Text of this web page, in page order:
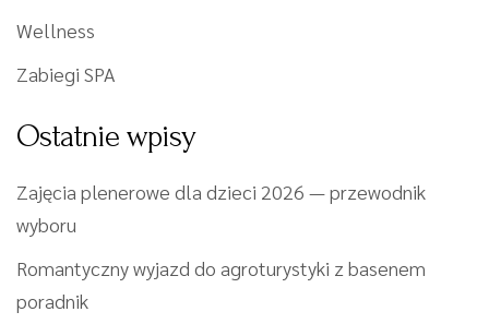
Wellness
Zabiegi SPA
Ostatnie wpisy
Zajęcia plenerowe dla dzieci 2026 — przewodnik
wyboru
Romantyczny wyjazd do agroturystyki z basenem
poradnik